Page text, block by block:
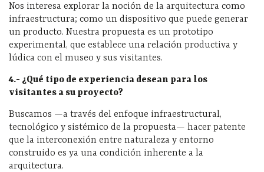
Nos interesa explorar la noción de la arquitectura como
infraestructura; como un dispositivo que puede generar
un producto. Nuestra propuesta es un prototipo
experimental, que establece una relación productiva y
lúdica con el museo y sus visitantes.
4.- ¿Qué tipo de experiencia desean para los
visitantes a su proyecto?
Buscamos —a través del enfoque infraestructural,
tecnológico y sistémico de la propuesta— hacer patente
que la interconexión entre naturaleza y entorno
construido es ya una condición inherente a la
arquitectura.